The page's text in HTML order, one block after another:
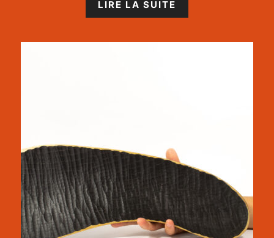
LIRE LA SUITE